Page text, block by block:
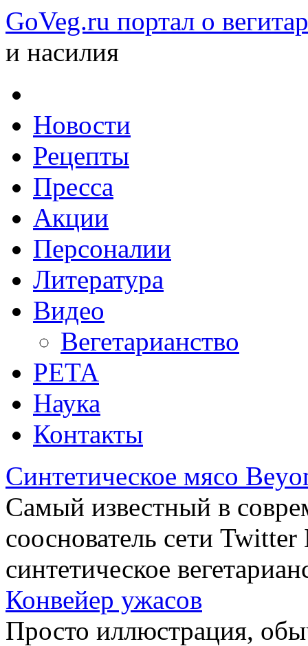
GoVeg.ru портал о
и насилия
Новости
Рецепты
Пресса
Акции
Персоналии
Литература
Видео
Вегетарианство
РЕТА
Наука
Контакты
Синтетическое мясо
Самый известный в
сооснователь сети
синтетическое
Конвейер ужасов
Просто иллюстрация,